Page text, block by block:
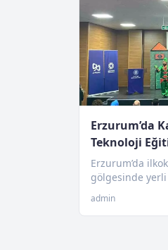
Erzurum’da
Teknoloji
Erzurum’da
gölgesinde
admin